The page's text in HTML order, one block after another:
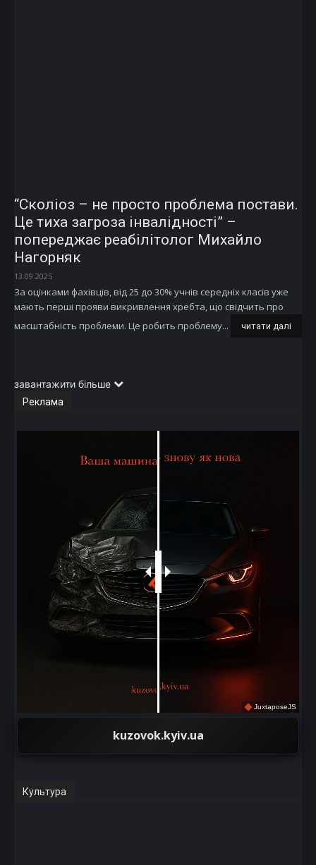
“Сколіоз – не просто проблема постави.
Це тиха загроза інвалідності” –
попереджає реабілітолог Михайло
Нагорняк
13.09.2025
За оцінками фахівців, від 25 до 30% учнів середніх класів уже
мають перші прояви викривлення хребта, що свідчить про
масштабність проблеми. Це робить проблему...
читати далі
завантажити більше
Реклама
JuxtaposeJS
kuzovok.kyiv.ua
Культура